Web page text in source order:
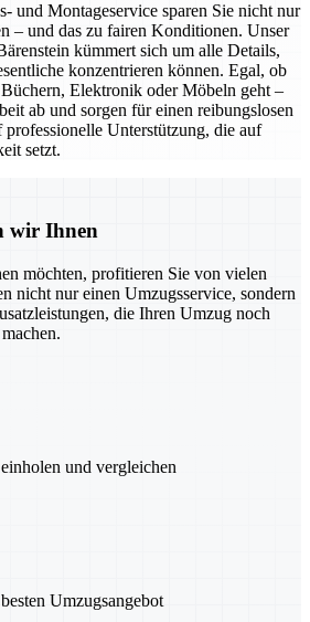
und Montageservice sparen Sie nicht nur
– und das zu fairen Konditionen. Unser
kümmert sich um alle Details,
konzentrieren können. Egal, ob
Elektronik oder Möbeln geht –
ab und sorgen für einen reibungslosen
Unterstützung, die auf
setzt.
wir Ihnen
möchten, profitieren Sie von vielen
nicht nur einen Umzugsservice, sondern
die Ihren Umzug noch
und vergleichen
Umzugsangebot